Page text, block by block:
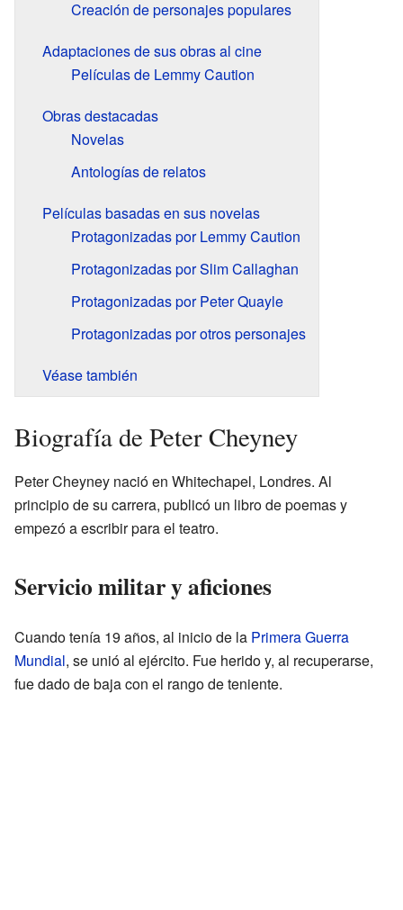
Creación de personajes populares
Adaptaciones de sus obras al cine
Películas de Lemmy Caution
Obras destacadas
Novelas
Antologías de relatos
Películas basadas en sus novelas
Protagonizadas por Lemmy Caution
Protagonizadas por Slim Callaghan
Protagonizadas por Peter Quayle
Protagonizadas por otros personajes
Véase también
Biografía de Peter Cheyney
Peter Cheyney nació en Whitechapel, Londres. Al
principio de su carrera, publicó un libro de poemas y
empezó a escribir para el teatro.
Servicio militar y aficiones
Cuando tenía 19 años, al inicio de la Primera Guerra
Mundial, se unió al ejército. Fue herido y, al recuperarse,
fue dado de baja con el rango de teniente.